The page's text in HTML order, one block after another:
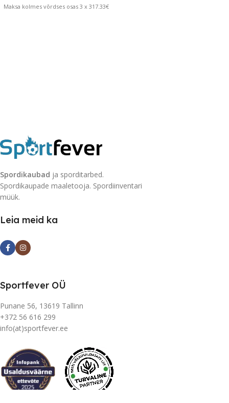
Maksa kolmes võrdses osas 3 x 317.33€
Spordikaubad ja sporditarbed.
Spordikaupade maaletooja. Spordiinventari
müük.
Leia meid ka
Sportfever OÜ
Punane 56, 13619 Tallinn
+372 56 616 299
info(at)sportfever.ee